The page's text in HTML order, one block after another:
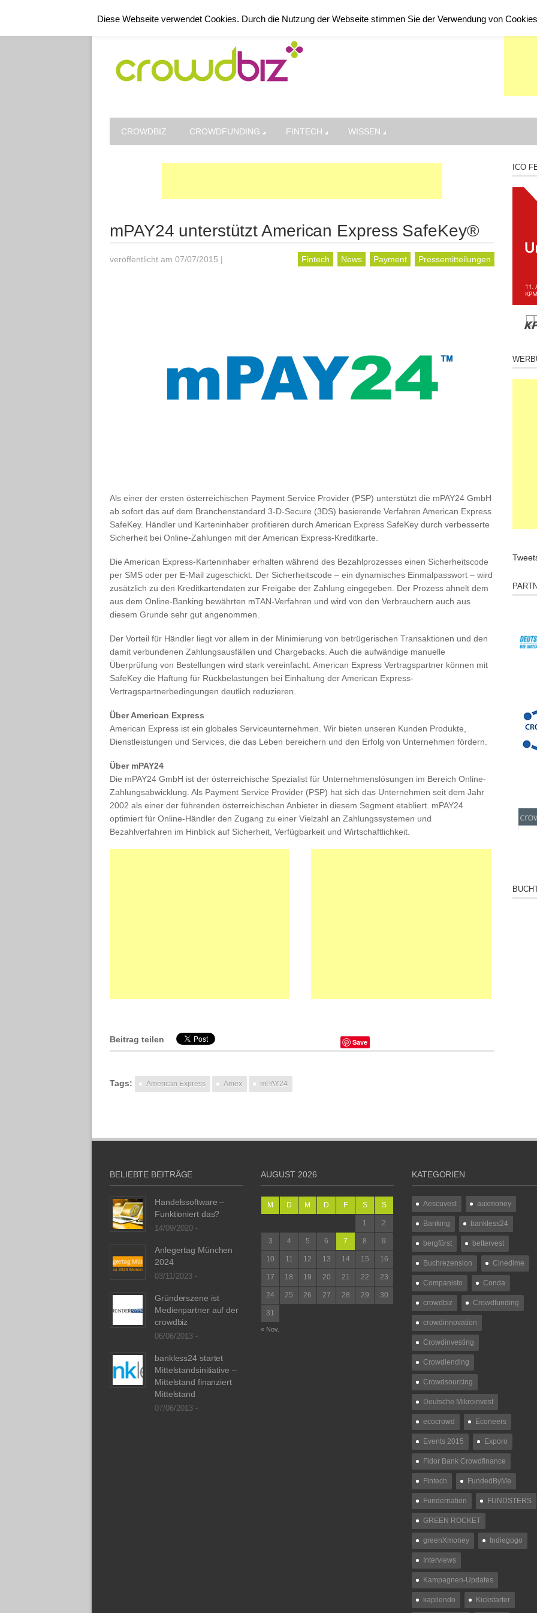
CROWDBIZ CROWDFUNDING FINTECH WISSEN
mPAY24 unterstützt American Express SafeKey®
veröffentlicht am 07/07/2015 | Fintech News Payment Pressemitteilungen
Als einer der ersten österreichischen Payment Service Provider (PSP) unterstützt die mPAY24 GmbH
ab sofort das auf dem Branchenstandard 3-D-Secure (3DS) basierende Verfahren American Express
SafeKey. Händler und Karteninhaber profitieren durch American Express SafeKey durch verbesserte
Sicherheit bei Online-Zahlungen mit der American Express-Kreditkarte.
Die American Express-Karteninhaber erhalten während des Bezahlprozesses einen Sicherheitscode
per SMS oder per E-Mail zugeschickt. Der Sicherheitscode – ein dynamisches Einmalpasswort – wird
zusätzlich zu den Kreditkartendaten zur Freigabe der Zahlung eingegeben. Der Prozess ahnelt dem
aus dem Online-Banking bewährten mTAN-Verfahren und wird von den Verbrauchern auch aus
diesem Grunde sehr gut angenommen.
Der Vorteil für Händler liegt vor allem in der Minimierung von betrügerischen Transaktionen und den
damit verbundenen Zahlungsausfällen und Chargebacks. Auch die aufwändige manuelle
Überprüfung von Bestellungen wird stark vereinfacht. American Express Vertragspartner können mit
SafeKey die Haftung für Rückbelastungen bei Einhaltung der American Express-
Vertragspartnerbedingungen deutlich reduzieren.
Über American Express
American Express ist ein globales Serviceunternehmen. Wir bieten unseren Kunden Produkte,
Dienstleistungen und Services, die das Leben bereichern und den Erfolg von Unternehmen fördern.
Über mPAY24
Die mPAY24 GmbH ist der österreichische Spezialist für Unternehmenslösungen im Bereich Online-
Zahlungsabwicklung. Als Payment Service Provider (PSP) hat sich das Unternehmen seit dem Jahr
2002 als einer der führenden österreichischen Anbieter in diesem Segment etabliert. mPAY24
optimiert für Online-Händler den Zugang zu einer Vielzahl an Zahlungssystemen und
Bezahlverfahren im Hinblick auf Sicherheit, Verfügbarkeit und Wirtschaftlichkeit.
Beitrag teilen Save
Tags: American Express Amex mPAY24
ICO
BELIEBTE BEITRÄGE
Handelssoftware –
Funktioniert das?
14/09/2020 -
Anlegertag München
2024
03/11/2023 -
Gründerszene ist
Medienpartner auf der
crowdbiz
06/06/2013 -
bankless24 startet
Mittelstandsinitiative –
Mittelstand finanziert
Mittelstand
07/06/2013 -
AUGUST 2026
M D M D F S S
1 2
3 4 5 6 7 8 9
10 11 12 13 14 15 16
17 18 19 20 21 22 23
24 25 26 27 28 29 30
31
« Nov.
KATEGORIEN
Aescuvest auxmoney
Banking bankless24
bergfürst bettervest
Buchrezension Cinedime
Companisto Conda
crowdbiz Crowdfunding
crowdinnovation
Crowdinvesting
Crowdlending
Crowdsourcing
Deutsche Mikroinvest
ecocrowd Econeers
Events 2015 Exporo
Fidor Bank Crowdfinance
Fintech FundedByMe
Fundernation FUNDSTERS
GREEN ROCKET
greenXmoney Indiegogo
Interviews
Kampagnen-Updates
kapilendo Kickstarter
Diese Webseite verwendet Cookies. Durch die Nutzung der Webseite stimmen Sie der Verwendung von